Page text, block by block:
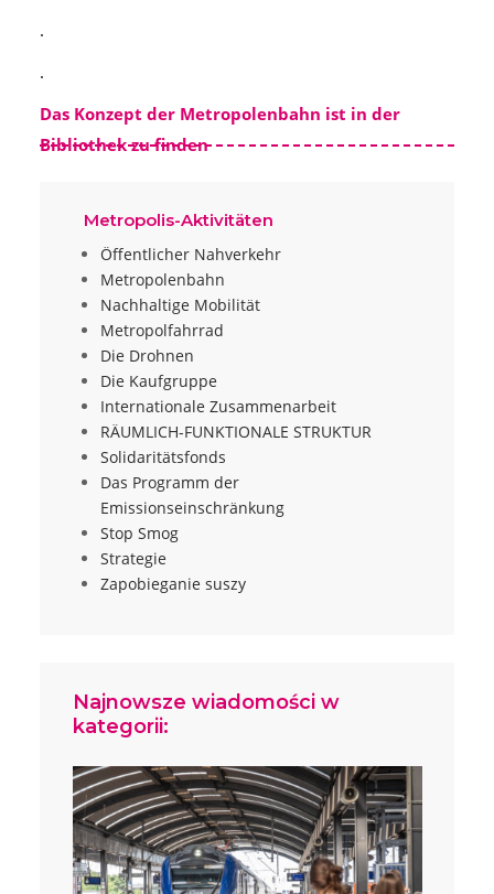
.
.
Das Konzept der Metropolenbahn ist in der
Bibliothek zu finden
Metropolis-Aktivitäten
Öffentlicher Nahverkehr
Metropolenbahn
Nachhaltige Mobilität
Metropolfahrrad
Die Drohnen
Die Kaufgruppe
Internationale Zusammenarbeit
RÄUMLICH-FUNKTIONALE STRUKTUR
Solidaritätsfonds
Das Programm der
Emissionseinschränkung
Stop Smog
Strategie
Zapobieganie suszy
Najnowsze wiadomości w
kategorii: